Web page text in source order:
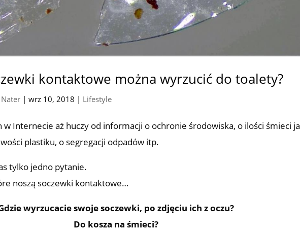
kontaktowe można wyrzucić do toalety?
Nater |wrz 10, 2018 | Lifestyle
w Internecie aż huczy od informacji o ochronie środowiska, o ilości śmieci
plastiku, o segregacji odpadów itp.
tylko jedno pytanie.
noszą soczewki kontaktowe…
wyrzucacie swoje soczewki, po zdjęciu ich z oczu?
Do kosza na śmieci?